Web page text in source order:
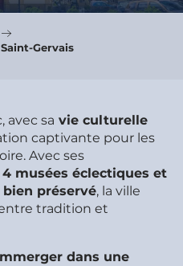
Gervais
avec sa vie culturelle
captivante pour les
Avec ses
4 musées éclectiques et
préservé, la ville
tradition et
dans une